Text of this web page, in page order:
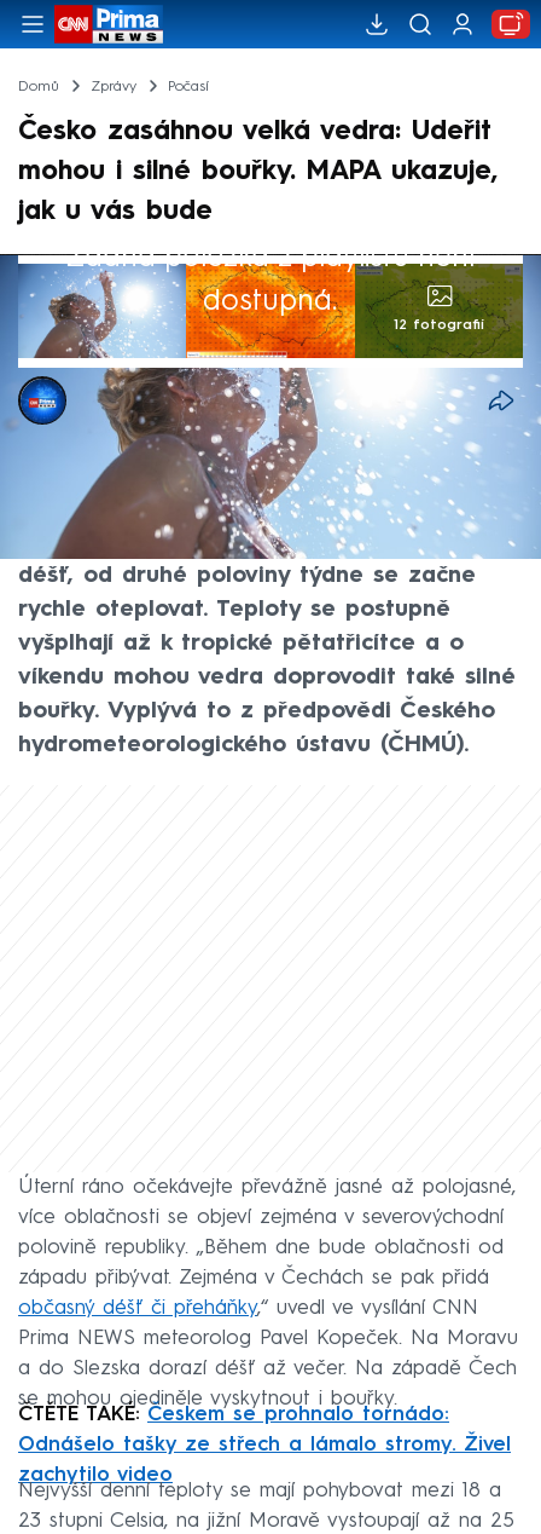
Domů Zprávy Počasí
Česko zasáhnou velká vedra: Udeřit
mohou i silné bouřky. MAPA ukazuje,
jak u vás bude
Žádná položka z playlistu není
dostupná.
12 fotografií
CNN Prima NEWS
16. čvn 2026, 07:53
Česko čeká v následujících dnech výrazná
změna počasí. Zatímco úterý přinese
hlavně do Čech více oblačnosti a místy
déšť, od druhé poloviny týdne se začne
rychle oteplovat. Teploty se postupně
vyšplhají až k tropické pětatřicítce a o
víkendu mohou vedra doprovodit také silné
bouřky. Vyplývá to z předpovědi Českého
hydrometeorologického ústavu (ČHMÚ).
Úterní ráno očekávejte převážně jasné až polojasné,
více oblačnosti se objeví zejména v severovýchodní
polovině republiky. „Během dne bude oblačnosti od
západu přibývat. Zejména v Čechách se pak přidá
občasný déšť či přeháňky,“ uvedl ve vysílání CNN
Prima NEWS meteorolog Pavel Kopeček. Na Moravu
a do Slezska dorazí déšť až večer. Na západě Čech
se mohou ojediněle vyskytnout i bouřky.
ČTĚTE TAKÉ: Českem se prohnalo tornádo:
Odnášelo tašky ze střech a lámalo stromy. Živel
zachytilo video
Nejvyšší denní teploty se mají pohybovat mezi 18 a
23 stupni Celsia, na jižní Moravě vystoupají až na 25